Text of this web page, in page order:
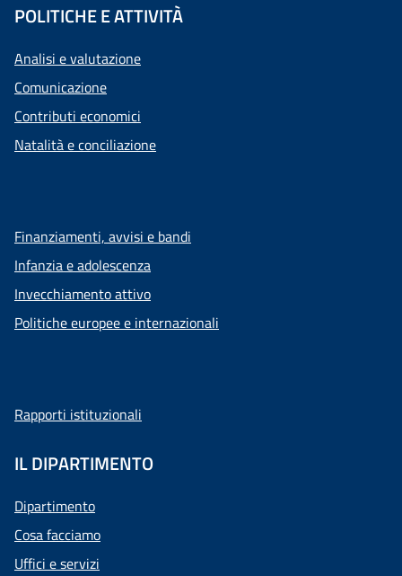
POLITICHE E ATTIVITÀ
Analisi e valutazione
Comunicazione
Contributi economici
Natalità e conciliazione
Finanziamenti, avvisi e bandi
Infanzia e adolescenza
Invecchiamento attivo
Politiche europee e internazionali
Rapporti istituzionali
IL DIPARTIMENTO
Dipartimento
Cosa facciamo
Uffici e servizi